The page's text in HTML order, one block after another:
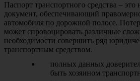
Паспорт транспортного средства –
документ, обеспечивающий
автомобиля по дорожной полосе.
может спровоцировать различные
необходимости совершить ряд
транспортным средством.
полных данных
быть хозяином